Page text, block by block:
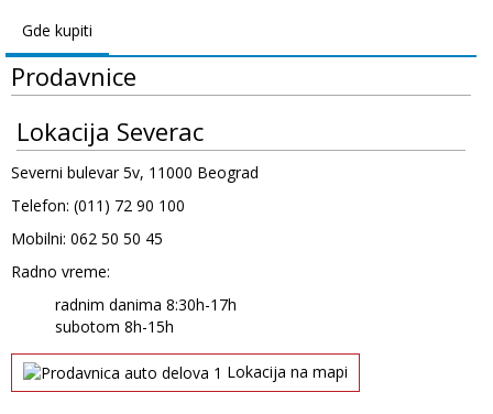
Gde kupiti
Prodavnice
Lokacija Severac
Severni bulevar 5v, 11000 Beograd
Telefon: (011) 72 90 100
Mobilni: 062 50 50 45
Radno vreme:
radnim danima 8:30h-17h
subotom 8h-15h
Lokacija na mapi